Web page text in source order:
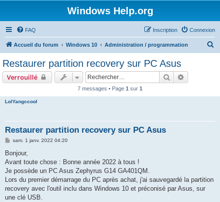
Windows Help.org
FAQ Connexion
Inscription
Accueil du forum Windows 10 Administration / programmation
Restaurer partition recovery sur PC Asus
Verrouillé Rechercher
7 messages • Page 1 sur 1
LolYangccool
Restaurer partition recovery sur PC Asus
M
s
a
g
sam. 1 janv. 2022 04:20
Bonjour,
Avant toute chose : Bonne année 2022 à tous !
Je possède un PC Asus Zephyrus G14 GA401QM.
Lors du premier démarrage du PC après achat, j'ai sauvegardé la partition
recovery avec l'outil inclu dans Windows 10 et préconisé par Asus, sur
une clé USB.